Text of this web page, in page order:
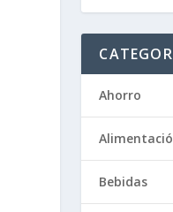
Ahorro
Bebidas